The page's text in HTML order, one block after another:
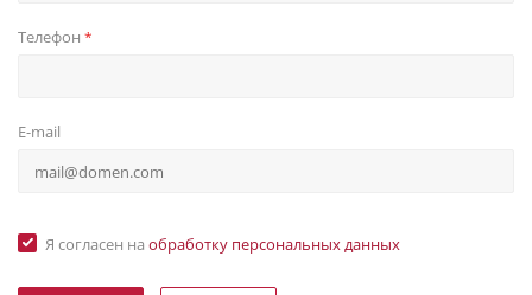
Телефон *
E-mail
Я согласен на обработку персональных данных